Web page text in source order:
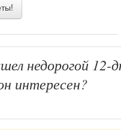
недорогой 12-
интересен?